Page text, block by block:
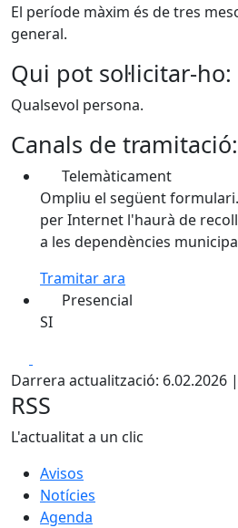
El període màxim és de tres
general.
Qui pot sol·licitar-ho:
Qualsevol persona.
Canals de tramitació:
Telemàticament
Ompliu el següent
per Internet l'haurà de
a les dependències
Tramitar ara
Presencial
SI
Darrera actualització: 6.02.2026
RSS
L'actualitat a un clic
Avisos
Notícies
Agenda